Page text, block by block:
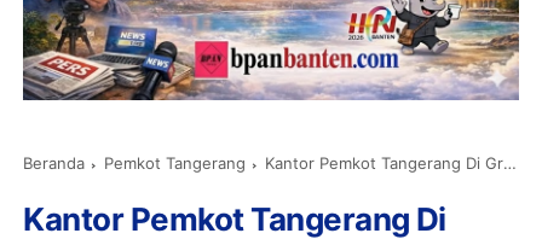
Beranda Pemkot Tangerang Kantor Pemkot Tangerang Di Gruduk Pedagang Pasar Anyar Ada Apa !
Kantor Pemkot Tangerang Di